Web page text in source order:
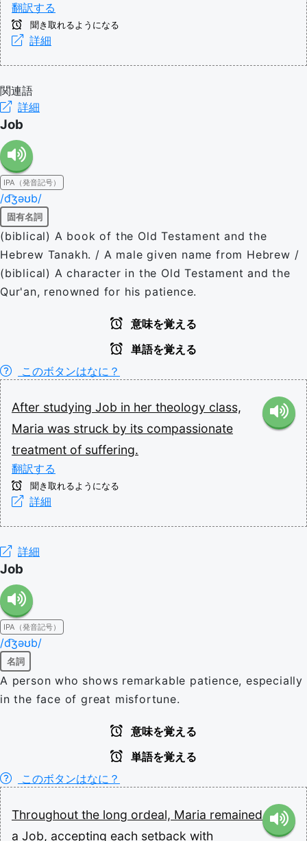
翻訳する
聞き取れるようになる
詳細
関連語
詳細
Job
IPA（発音記号）
/d͡ʒəʊb/
固有名詞
(biblical) A book of the Old Testament and the
Hebrew Tanakh. / A male given name from Hebrew /
(biblical) A character in the Old Testament and the
Qur'an, renowned for his patience.
意味を覚える
単語を覚える
このボタンはなに？
After studying Job in her theology class,
Maria was struck by its compassionate
treatment of suffering.
翻訳する
聞き取れるようになる
詳細
詳細
Job
IPA（発音記号）
/d͡ʒəʊb/
名詞
A person who shows remarkable patience, especially
in the face of great misfortune.
意味を覚える
単語を覚える
このボタンはなに？
Throughout the long ordeal, Maria remained
a Job, accepting each setback with